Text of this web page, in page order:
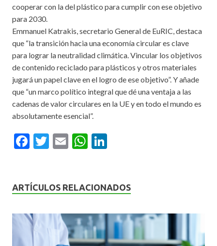
cooperar con la del plástico para cumplir con ese objetivo
para 2030.
Emmanuel Katrakis, secretario General de EuRIC, destaca
que “la transición hacia una economía circular es clave
para lograr la neutralidad climática. Vincular los objetivos
de contenido reciclado para plásticos y otros materiales
jugará un papel clave en el logro de ese objetivo”. Y añade
que “un marco político integral que dé una ventaja a las
cadenas de valor circulares en la UE y en todo el mundo es
absolutamente esencial”.
F
b
o
k
T
er
E
l
W
s
p
p
dI
ARTÍCULOS RELACIONADOS